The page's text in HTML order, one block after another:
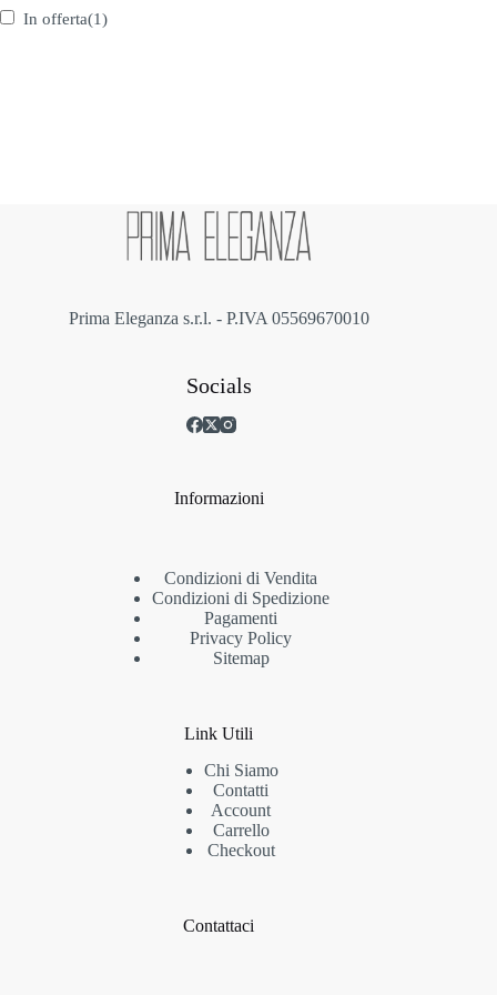
In offerta(1)
Prima Eleganza s.r.l. - P.IVA 05569670010
Socials
Informazioni
Condizioni di Vendita
Condizioni di Spedizione
Pagamenti
Privacy Policy
Sitemap
Link Utili
Chi Siamo
Contatti
Account
Carrello
Checkout
Contattaci